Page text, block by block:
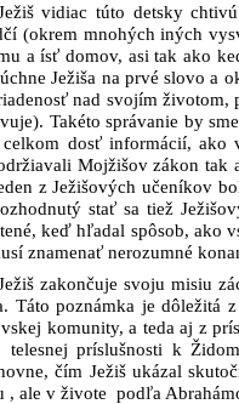
vidiac túto detsky
(okrem mnohých iných
a ísť domov, asi tak ako
Ježiša na prvé slovo a
nad svojím životom,
Takéto správanie by
dosť informácií, ako
Mojžišov zákon tak
z Ježišových učeníkov
stať sa tiež
keď hľadal spôsob, ako
znamenať nerozumné
zakončuje svoju misiu
Táto poznámka je dôležitá
komunity, a teda aj z
telesnej príslušnosti k
čím Ježiš ukázal
, ale v živote podľa